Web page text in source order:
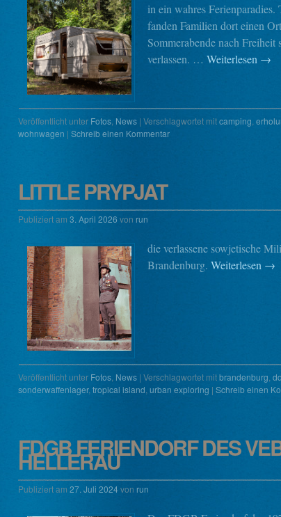
in ein wahres
fanden Familien dort einen
Sommerabende nach
verlassen. … Weiterlesen →
Veröffentlicht unter Fotos, News | Verschlagwortet mitcamping
wohnwagen | Schreib einen Kommentar
LITTLE PRYPJAT
Publiziert am 3. April 2026 von run
die verlassene sowjetische
Brandenburg. Weiterlesen →
Veröffentlicht unter Fotos News | Verschlagwortet mitbrandenburg
sonderwaffenlager, tropical island urban exploring | Schreib einen
FDGB FERIENDORF DES
HELLERAU
Publiziert am 27. Juli 2024von run